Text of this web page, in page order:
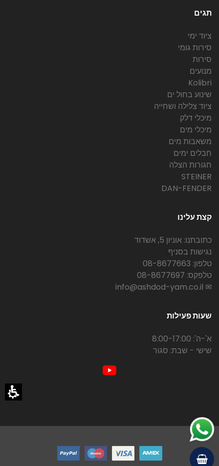
תגים
ציוד ימי
סירות גומי
סירות
מנועים
Kolibri
שינוע בחול ים
ציוד צלילה ושחייה
מיכלי דלק
מיכלי מים
משאבות מים
חבלים ימים
חגורות הצלה
STEINER
DAN-FENDER
קצת עלינו
כתובתנו: אוניון 5, אשדוד
נגישות בסניף
טלפון: 08-8677663
טלפקס: 08-8677697
✉ info@ashdod-yam.co.il
שעות פעילות
א'-ה': 8:00-17:00
שישי - שבת: סגור